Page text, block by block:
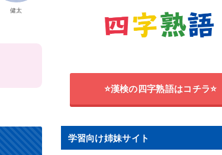
健太
⭐漢検の四字熟語はコチラ⭐
学習向け姉妹サイト